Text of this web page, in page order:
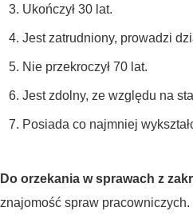
Ukończył 30 lat.
Jest zatrudniony, prowadzi
Nie przekroczył 70 lat.
Jest zdolny, ze względu na
Posiada co najmniej
Do orzekania w sprawach z
znajomość spraw pracowniczych.